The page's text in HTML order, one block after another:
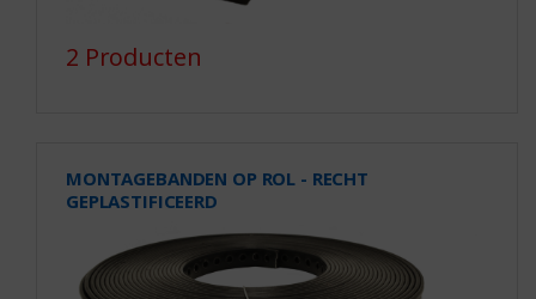
2 Producten
MONTAGEBANDEN OP ROL - RECHT
GEPLASTIFICEERD